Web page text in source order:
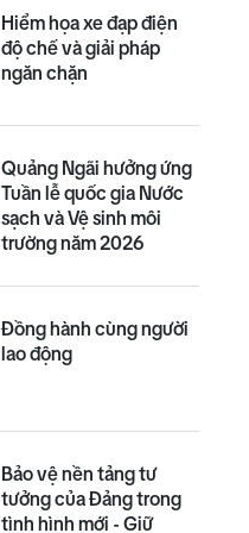
Hiểm họa xe đạp điện
độ chế và giải pháp
ngăn chặn
Quảng Ngãi hưởng ứng
Tuần lễ quốc gia Nước
sạch và Vệ sinh môi
trường năm 2026
Đồng hành cùng người
lao động
Bảo vệ nền tảng tư
tưởng của Đảng trong
tình hình mới - Giữ